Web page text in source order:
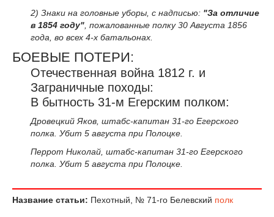
2) Знаки на головные уборы, с надписью: "За отличие
в 1854 году" , пожалованные полку 30 Августа 1856
года, во всех 4-х батальонах.
БОЕВЫЕ ПОТЕРИ:
Отечественная война 1812 г. и
Заграничные походы:
В бытность 31-м Егерским полком:
Дровецкий Яков, штабс-капитан 31-го Егерского
полка. Убит 5 августа при Полоцке.
Перрот Николай, штабс-капитан 31-го Егерского
полка. Убит 5 августа при Полоцке.
Название статьи: Пехотный, № 71-го Белевский полк